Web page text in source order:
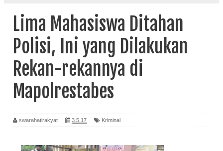
Lima Mahasiswa Ditahan
Polisi, Ini yang Dilakukan
Rekan-rekannya di
Mapolrestabes
swarahatirakyat 3.5.17 Kriminal